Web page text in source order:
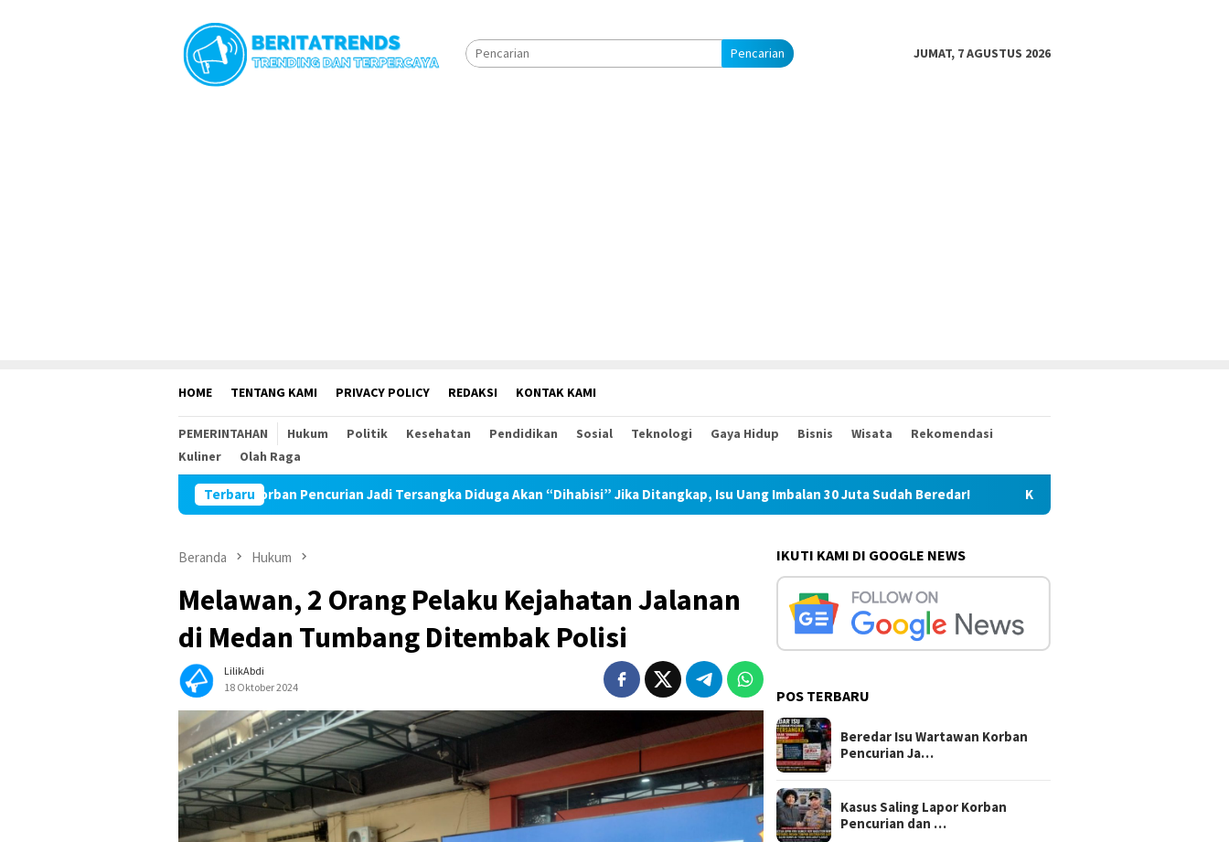
Pencarian JUMAT, 7 AGUSTUS 2026
HOME TENTANG KAMI PRIVACY POLICY REDAKSI KONTAK KAMI
PEMERINTAHAN Hukum Politik Kesehatan Pendidikan Sosial Teknologi Gaya Hidup Bisnis Wisata
Rekomendasi
Kuliner
Olah Raga
Terbaru
Isu Wartawan Korban Pencurian Jadi Tersangka Diduga Akan “Dihabisi” Jika Ditangkap, Isu Uang Imbalan 30 Juta Sudah Beredar! Kasus Saling Lapor Korban Pencurian dan Pelaku,
Beranda Hukum
Melawan, 2 Orang Pelaku Kejahatan Jalanan
di Medan Tumbang Ditembak Polisi
LilikAbdi
18 Oktober 2024
IKUTI KAMI DI GOOGLE NEWS
POS TERBARU
Beredar Isu Wartawan Korban
Pencurian Ja…
Kasus Saling Lapor Korban
Pencurian dan …